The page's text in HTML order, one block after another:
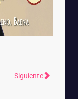
Siguiente